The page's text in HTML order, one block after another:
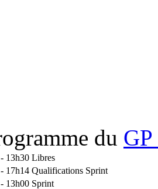
du
13h30 Libres
17h14 Qualifications Sprint
13h00 Sprint